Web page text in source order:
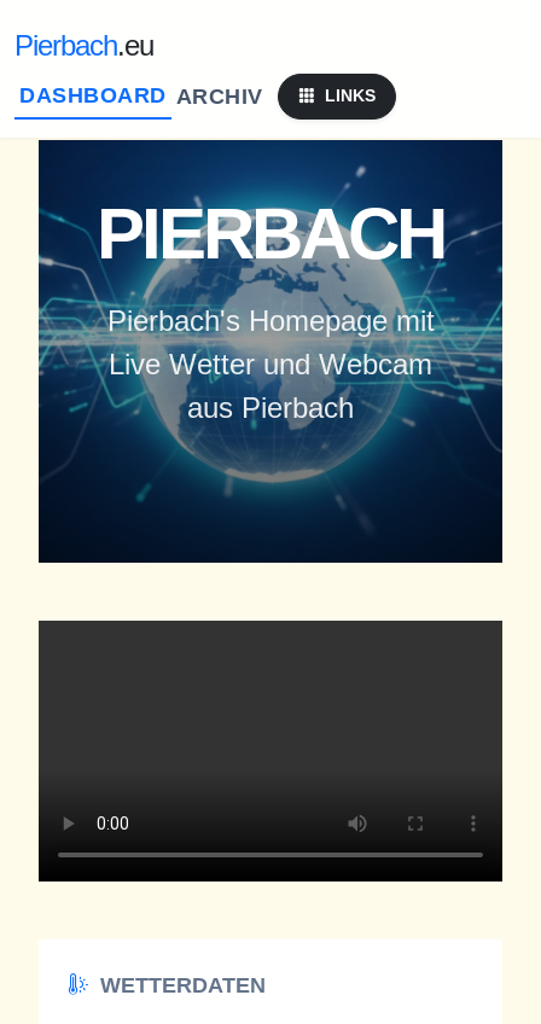
Pierbach.eu
DASHBOARD ARCHIV LINKS
PIERBACH
Pierbach's Homepagemit
Live Wetter und Webcam
aus Pierbach
WETTERDATEN